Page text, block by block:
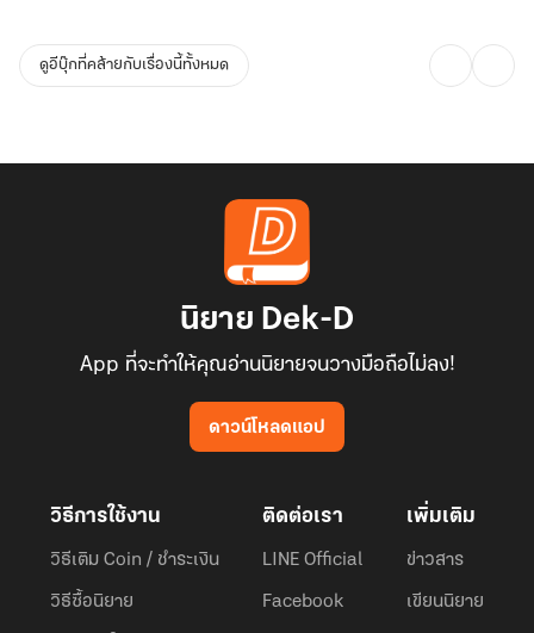
ดูอีบุ๊กที่คล้ายกับเรื่องนี้ทั้งหมด
นิยาย Dek-D
App ที่จะทำให้คุณอ่านนิยายจนวางมือถือไม่ลง!
ดาวน์โหลดแอป
วิธีการใช้งาน
วิธีเติม Coin / ชำระเงิน
วิธีซื้อนิยาย
ติดต่อเรา
LINE Official
Facebook
เพิ่มเติม
ข่าวสาร
เขียนนิยาย